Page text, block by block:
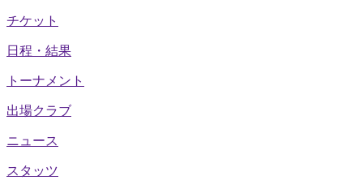
チケット
日程・結果
トーナメント
出場クラブ
ニュース
スタッツ